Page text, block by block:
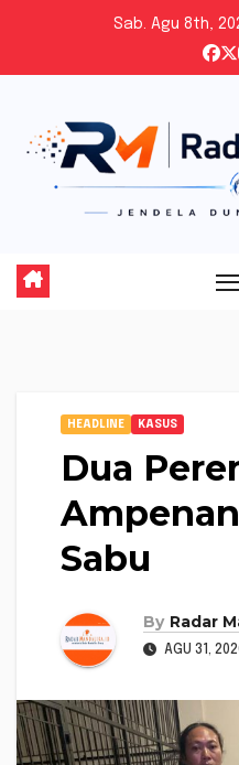
content
Sab. Agu 8th,
HEADLINE KASUS
Dua
Sabu
By Radar
AGU 31,